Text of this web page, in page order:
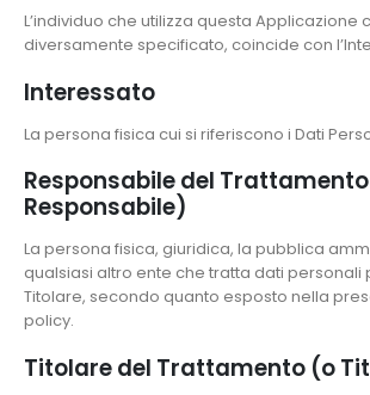
L’individuo che utilizza questa Applicazione
diversamente specificato, coincide con
Interessato
La persona fisica cui si riferiscono i Dati
Responsabile del
Responsabile)
La persona fisica, giuridica, la pubblica
qualsiasi altro ente che tratta dati personali
Titolare, secondo quanto esposto nella
policy.
Titolare del Trattamento (o